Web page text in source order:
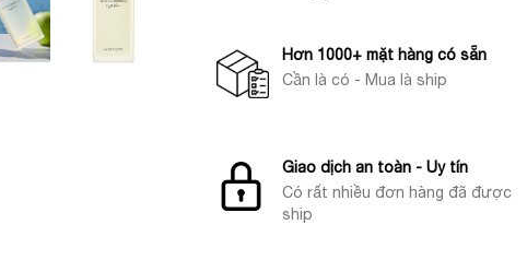
Hơn 1000+ mặt hàng có sẵn
Cần là có - Mua là ship
Giao dịch an toàn - Uy tín
Có rất nhiều đơn hàng đã được
ship